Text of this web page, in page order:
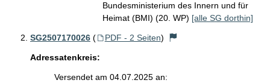
Bundesministerium des Innern und für
Heimat (BMI) (20. WP) [alle SG dorthin]
SG2507170026 ( PDF - 2 Seiten)
Adressatenkreis:
Versendet am 04.07.2025 an: